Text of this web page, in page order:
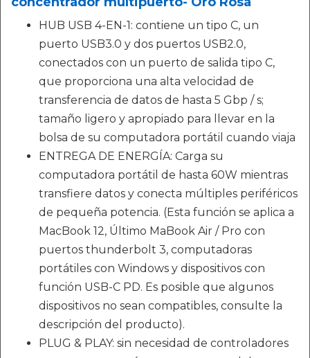
HUB USB 4-EN-1: contiene un tipo C, un
puerto USB3.0 y dos puertos USB2.0,
conectados con un puerto de salida tipo C,
que proporciona una alta velocidad de
transferencia de datos de hasta 5 Gbp / s;
tamaño ligero y apropiado para llevar en la
bolsa de su computadora portátil cuando viaja
ENTREGA DE ENERGÍA: Carga su
computadora portátil de hasta 60W mientras
transfiere datos y conecta múltiples periféricos
de pequeña potencia. (Esta función se aplica a
MacBook 12, Último MaBook Air / Pro con
puertos thunderbolt 3, computadoras
portátiles con Windows y dispositivos con
función USB-C PD. Es posible que algunos
dispositivos no sean compatibles, consulte la
descripción del producto).
PLUG & PLAY: sin necesidad de controladores